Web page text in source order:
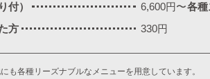
付）
6,600円〜各
方
330円
も各種リーズナブルなメニューを用意しています。